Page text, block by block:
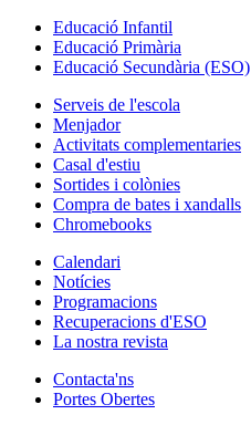
Educació Infantil
Educació Primària
Educació Secundària (ESO)
Serveis de l'escola
Menjador
Activitats complementaries
Casal d'estiu
Sortides i colònies
Compra de bates i xandalls
Chromebooks
Calendari
Notícies
Programacions
Recuperacions d'ESO
La nostra revista
Contacta'ns
Portes Obertes